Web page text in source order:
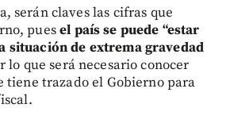
serán claves las cifras que
puesel país se puede “estar
situación de extrema gravedad
lo que será necesario conocer
tiene trazado el Gobierno para